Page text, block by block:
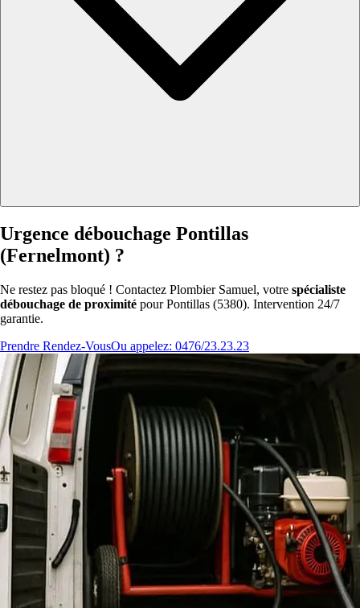
Urgence débouchage Pontillas
(Fernelmont) ?
Ne restez pas bloqué ! Contactez Plombier Samuel, votre spécialiste
débouchage de proximité pour Pontillas (5380). Intervention 24/7
garantie.
Prendre Rendez-VousOu appelez: 0476/23.23.23